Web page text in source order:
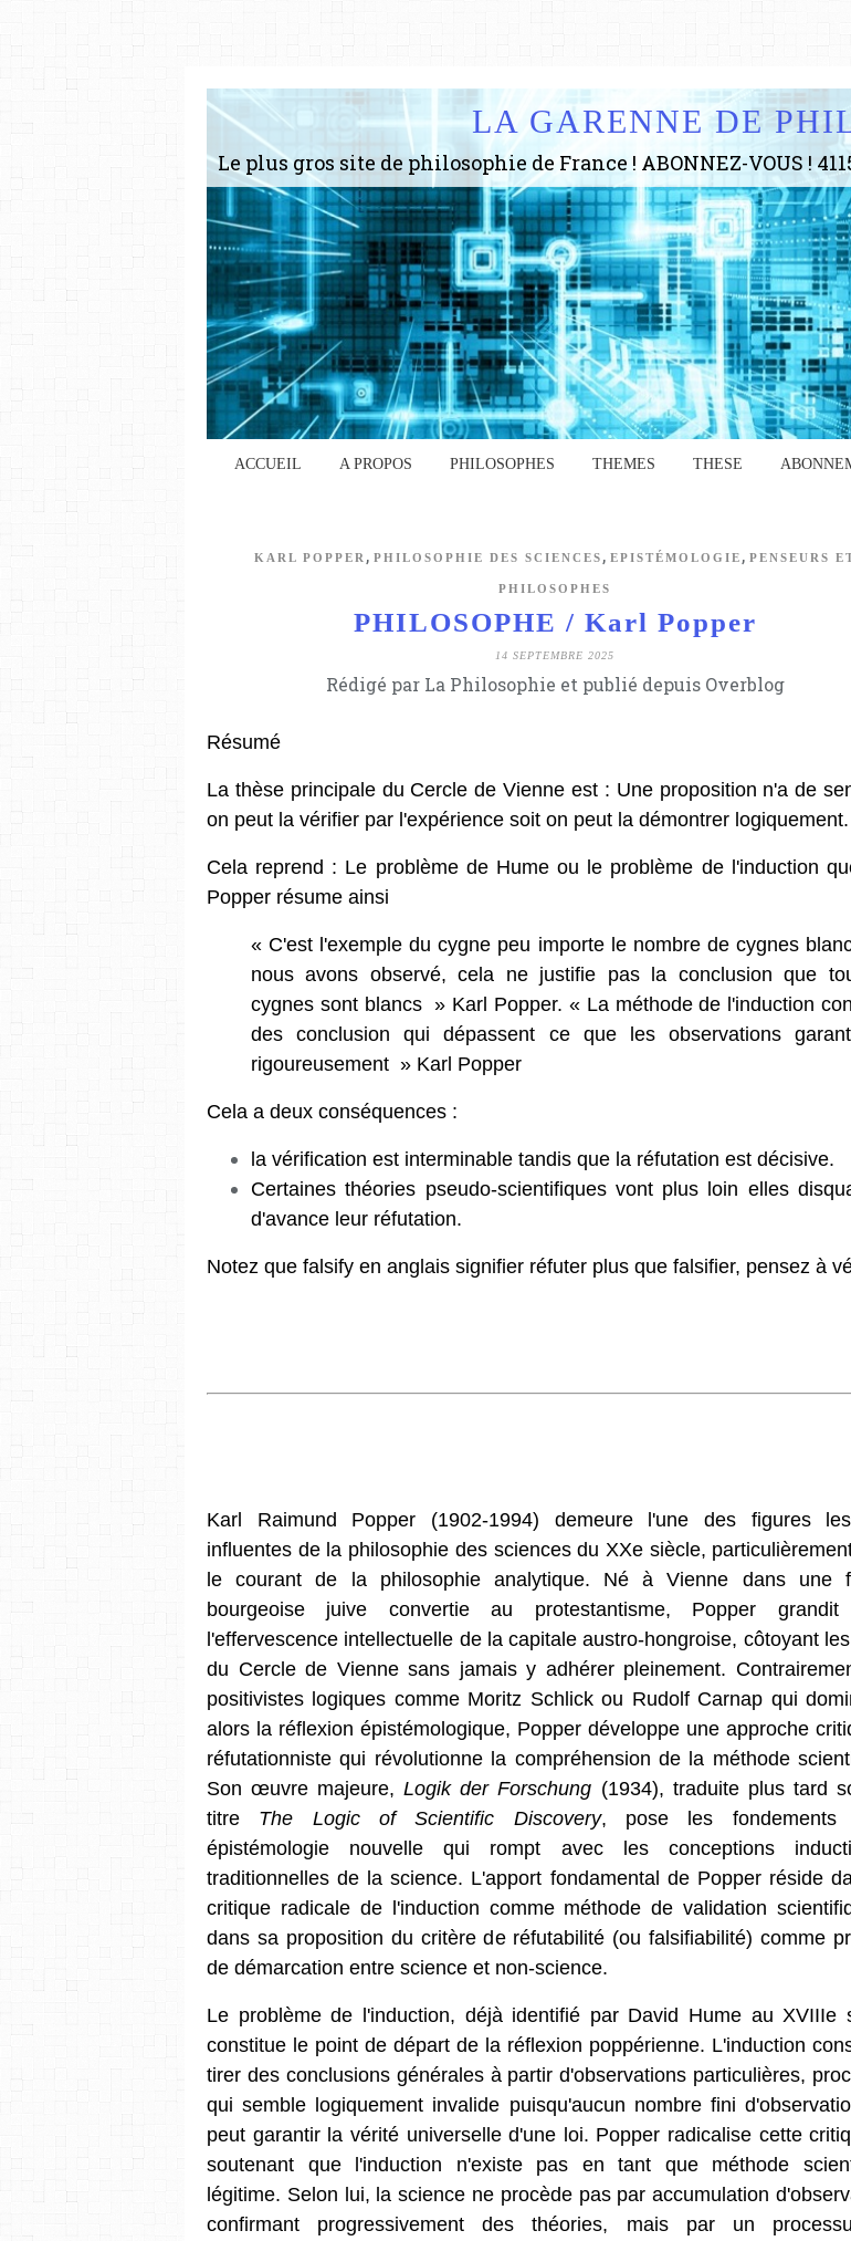
LA GARENNE DE
ACCUEIL A PROPOS PHILOSOPHES THEMES THESE
KARL POPPER , PHILOSOPHIE DES SCIENCES , EPISTÉMOLOGIE , PENSEURS
PHILOSOPHES
PHILOSOPHE / Karl Popper
14 SEPTEMBRE 2025
Rédigé par La Philosophie et publié depuis Overblog
Résumé
La thèse principale du Cercle de Vienne est : Une proposition n'a de
on peut la vérifier par l'expérience soit on peut la démontrer logiquement.
Cela reprend : Le problème de Hume ou le problème de l'induction
Popper résume ainsi
« C'est l'exemple du cygne peu importe le nombre de cygnes
nous avons observé, cela ne justifie pas la conclusion que
cygnes sont blancs » Karl Popper. « La méthode de l'induction
des conclusion qui dépassent ce que les observations
rigoureusement » Karl Popper
Cela a deux conséquences :
la vérification est interminable tandis que la réfutation est décisive.
Certaines théories pseudo-scientifiques vont plus loin elles
d'avance leur réfutation.
Notez que falsify en anglais signifier réfuter plus que falsifier, pensez à
Karl Raimund Popper (1902-1994) demeure l'une des figures
influentes de la philosophie des sciences du XXe siècle,
le courant de la philosophie analytique. Né à Vienne dans une
bourgeoise juive convertie au protestantisme, Popper grandit
l'effervescence intellectuelle de la capitale austro-hongroise, côtoyant
du Cercle de Vienne sans jamais y adhérer pleinement.
positivistes logiques comme Moritz Schlick ou Rudolf Carnap qui
alors la réflexion épistémologique, Popper développe une approche
réfutationniste qui révolutionne la compréhension de la méthode
Son œuvre majeure,Logik der Forschung (1934), traduite plus tard
titre The Logic of Scientific Discovery, pose les fondements
épistémologie nouvelle qui rompt avec les conceptions
traditionnelles de la science. L'apport fondamental de Popper réside
critique radicale de l'induction comme méthode de validation
dans sa proposition du critère de réfutabilité (ou falsifiabilité) comme
de démarcation entre science et non-science.
Le problème de l'induction, déjà identifié par David Hume au XVIIIe
constitue le point de départ de la réflexion poppérienne. L'induction
tirer des conclusions générales à partir d'observations particulières,
qui semble logiquement invalide puisqu'aucun nombre fini
peut garantir la vérité universelle d'une loi. Popper radicalise cette
soutenant que l'induction n'existe pas en tant que méthode
légitime. Selon lui, la science ne procède pas par accumulation
confirmant progressivement des théories, mais par un